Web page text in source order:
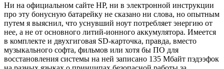
Ни на официальном сайте HP, ни в электронной инструкции
про эту бонусную батарейку не сказано ни слова, но опытным
путем я выяснил, что уснувший ноут потребляет энергию от
нее, а не от основного литий-ионного аккумулятора. Имеется
в комплекте и двухгиговая SD-карточка, правда, вместо
музыкального софта, фильмов или хотя бы ПО для
восстановления системы на ней записано 135 Мбайт пэдээфок